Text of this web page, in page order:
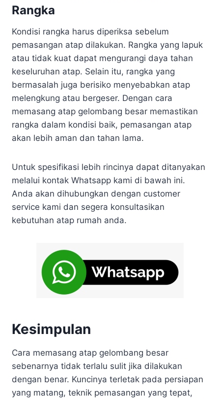
Rangka
Kondisi rangka harus diperiksa sebelum
pemasangan atap dilakukan. Rangka yang lapuk
atau tidak kuat dapat mengurangi daya tahan
keseluruhan atap. Selain itu, rangka yang
bermasalah juga berisiko menyebabkan atap
melengkung atau bergeser. Dengan cara
memasang atap gelombang besar memastikan
rangka dalam kondisi baik, pemasangan atap
akan lebih aman dan tahan lama.
Untuk spesifikasi lebih rincinya dapat ditanyakan
melalui kontak Whatsapp kami di bawah ini.
Anda akan dihubungkan dengan customer
service kami dan segera konsultasikan
kebutuhan atap rumah anda.
Kesimpulan
Cara memasang atap gelombang besar
sebenarnya tidak terlalu sulit jika dilakukan
dengan benar. Kuncinya terletak pada persiapan
yang matang, teknik pemasangan yang tepat,